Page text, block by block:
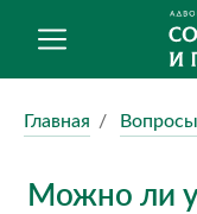
Главная
Можно ли